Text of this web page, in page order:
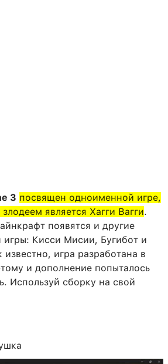
3 посвящен одноименной игре,
является Хагги Вагги.
появятся и другие
игры: Кисси Мисии, Бугибот и
игра разработана в
и дополнение попыталось
Используй сборку на свой